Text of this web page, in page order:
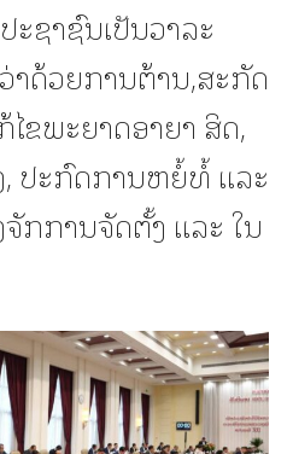
ຊາຊົນເປັນວາລະ
າດ້ວຍການຕ້ານ,ສະກັດ
ຂພະຍາດອາຍາ ສິດ,
ປະກົດການຫຍໍ້ທໍ້ ແລະ
ກການຈັດຕັ້ງ ແລະ ໃນ